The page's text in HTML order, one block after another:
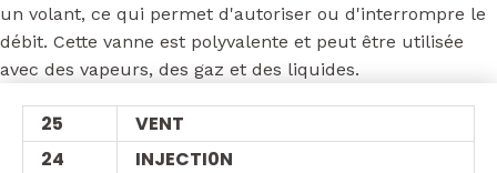
un volant, ce qui permet d'autoriser ou d'interrompre le
débit. Cette vanne est polyvalente et peut être utilisée
avec des vapeurs, des gaz et des liquides.
25
VENT
24
INJECTI0N